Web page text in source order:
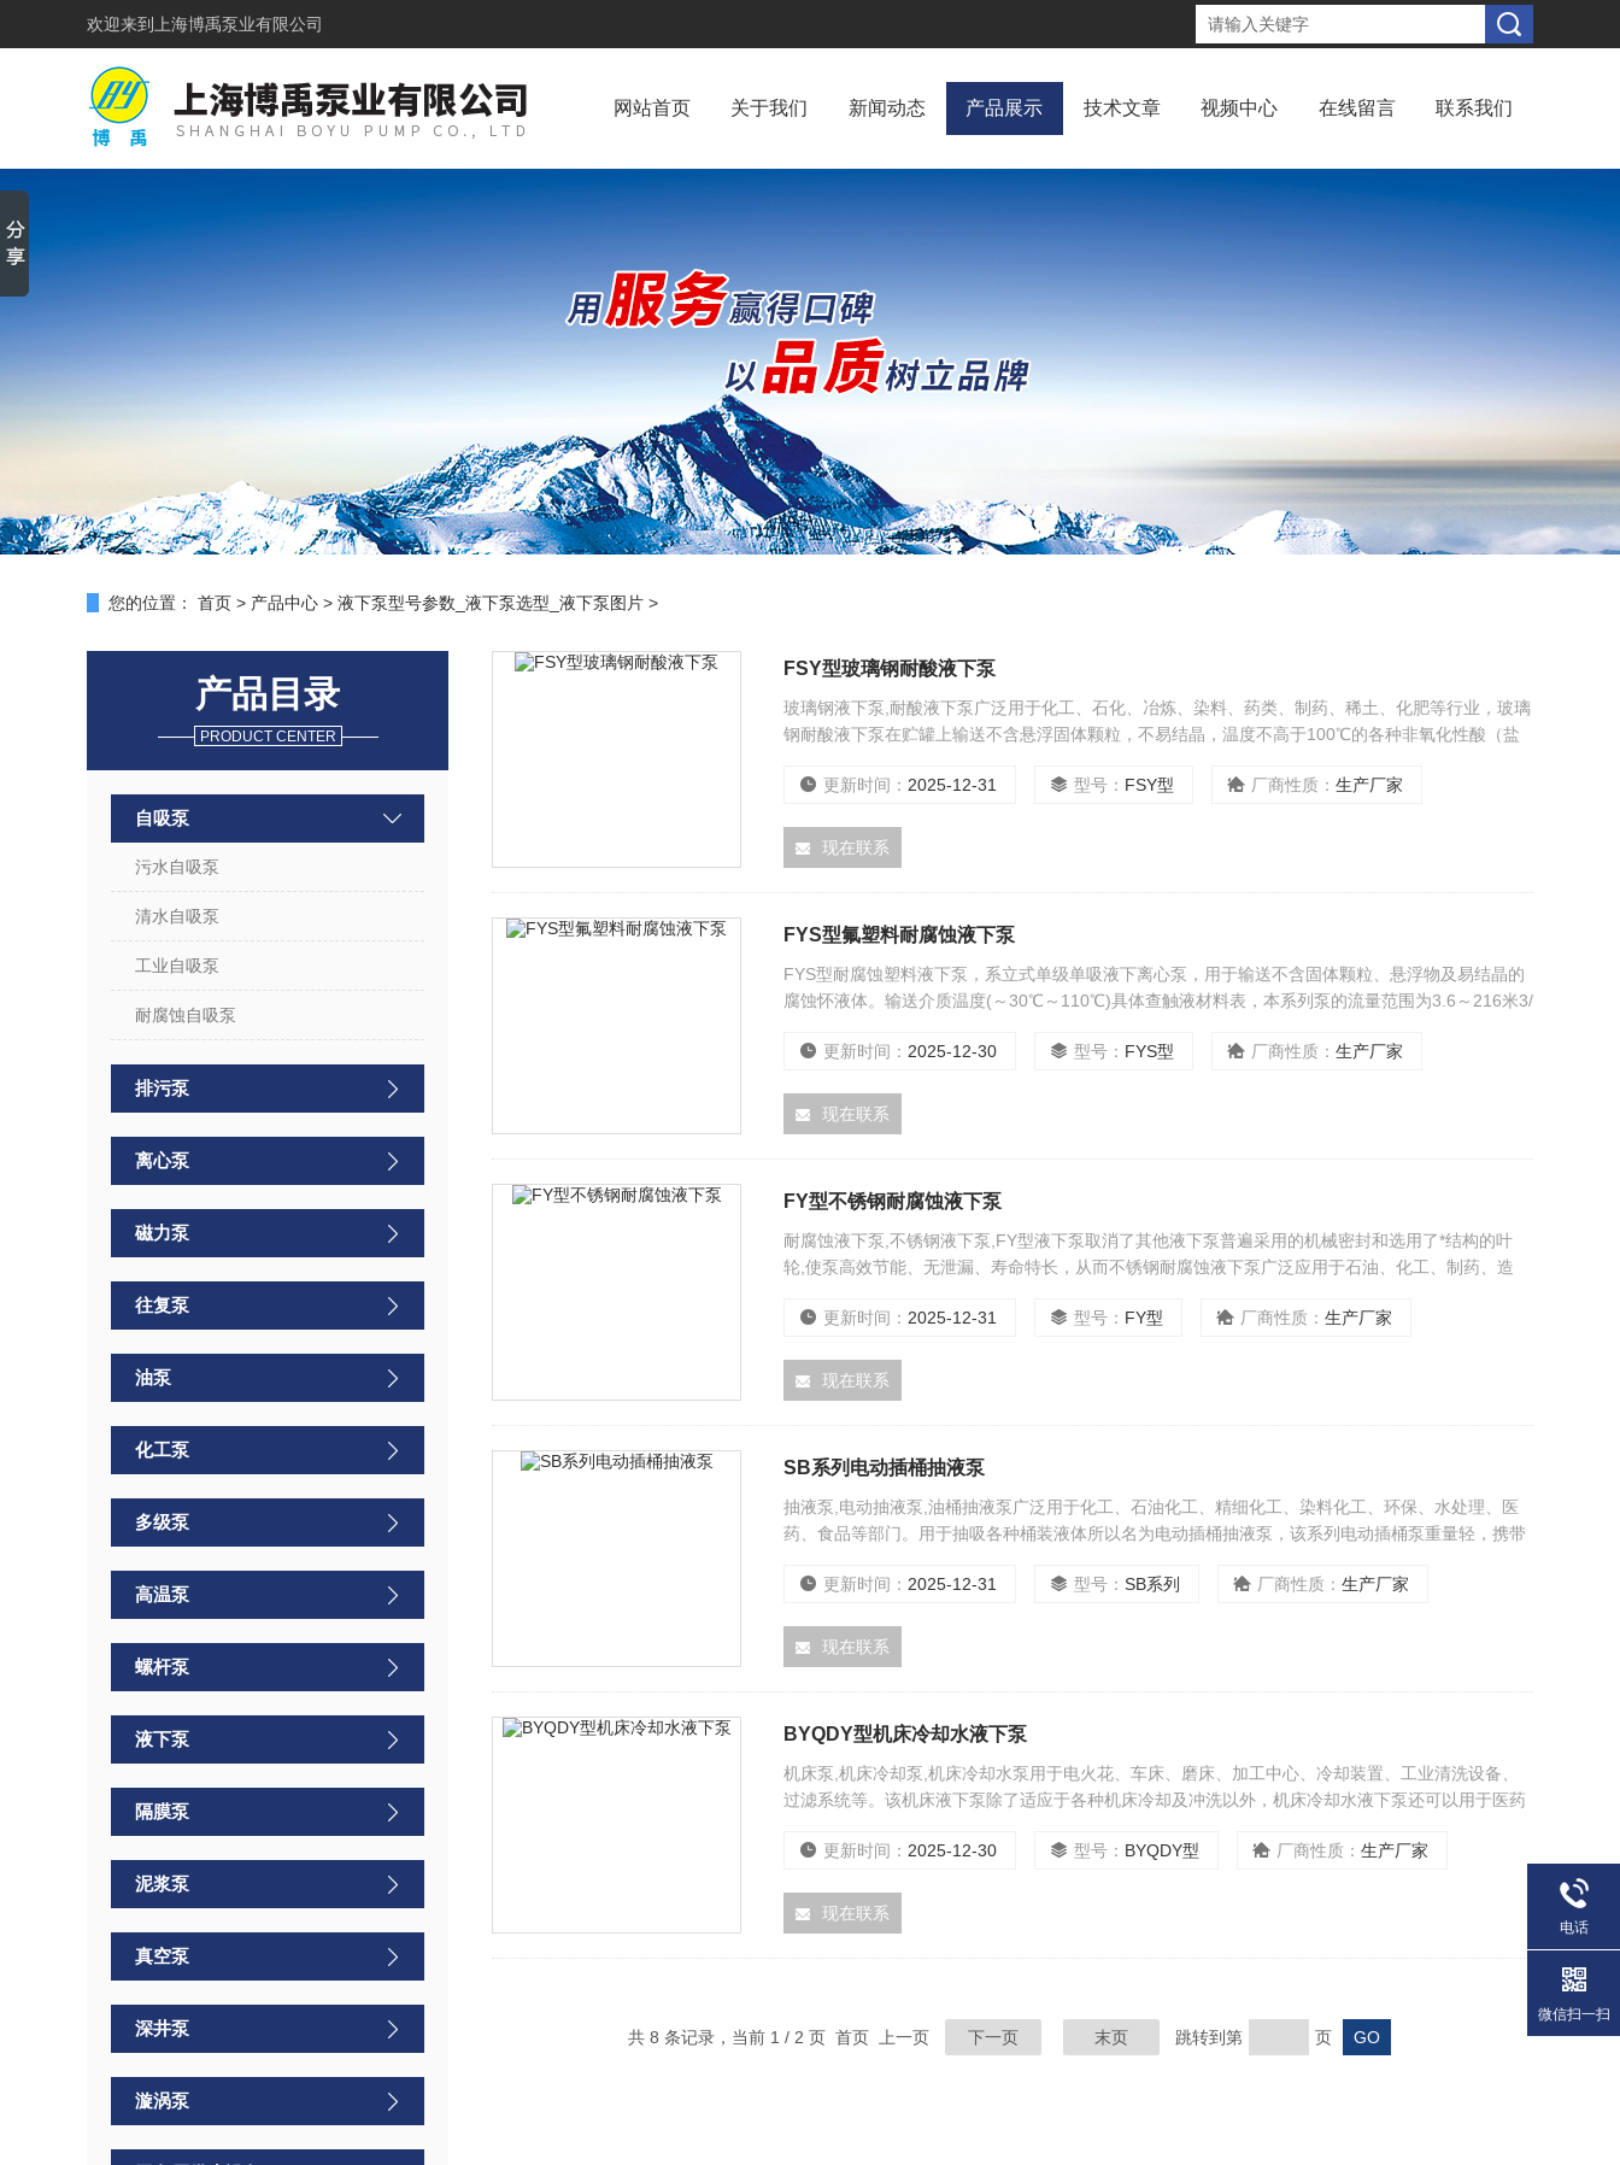
欢迎来到 上海博禹泵业有限公司
网站首页 关于我们 新闻动态 产品展示 技术文章 视频中心 在线留言 联系我们
您的位置： 首页 > 产品中心 > 液下泵型号参数_液下泵选型_液下泵图片 >
产品目录
PRODUCT CENTER
自吸泵
污水自吸泵
清水自吸泵
工业自吸泵
耐腐蚀自吸泵
排污泵
离心泵
磁力泵
往复泵
油泵
化工泵
多级泵
高温泵
螺杆泵
液下泵
隔膜泵
泥浆泵
真空泵
深井泵
漩涡泵
FSY型玻璃钢耐酸液下泵
玻璃钢液下泵,耐酸液下泵广泛用于化工、石化、冶炼、染料、药类、制药、稀土、化肥等行业，玻璃
钢耐酸液下泵在贮罐上输送不含悬浮固体颗粒，不易结晶，温度不高于100℃的各种非氧化性酸（盐
更新时间： 2025-12-31 型号： FSY型 厂商性质： 生产厂家
现在联系
FYS型氟塑料耐腐蚀液下泵
FYS型耐腐蚀塑料液下泵，系立式单级单吸液下离心泵，用于输送不含固体颗粒、悬浮物及易结晶的
腐蚀怀液体。输送介质温度(～30℃～110℃)具体查触液材料表，本系列泵的流量范围为3.6～216米3/
更新时间： 2025-12-30 型号： FYS型 厂商性质： 生产厂家
现在联系
FY型不锈钢耐腐蚀液下泵
耐腐蚀液下泵,不锈钢液下泵,FY型液下泵取消了其他液下泵普遍采用的机械密封和选用了*结构的叶
轮,使泵高效节能、无泄漏、寿命特长，从而不锈钢耐腐蚀液下泵广泛应用于石油、化工、制药、造
更新时间： 2025-12-31 型号： FY型 厂商性质： 生产厂家
现在联系
SB系列电动插桶抽液泵
抽液泵,电动抽液泵,油桶抽液泵广泛用于化工、石油化工、精细化工、染料化工、环保、水处理、医
药、食品等部门。用于抽吸各种桶装液体所以名为电动插桶抽液泵，该系列电动插桶泵重量轻，携带
更新时间： 2025-12-31 型号： SB系列 厂商性质： 生产厂家
现在联系
BYQDY型机床冷却水液下泵
机床泵,机床冷却泵,机床冷却水泵用于电火花、车床、磨床、加工中心、冷却装置、工业清洗设备、
过滤系统等。该机床液下泵除了适应于各种机床冷却及冲洗以外，机床冷却水液下泵还可以用于医药
更新时间： 2025-12-30 型号： BYQDY型 厂商性质： 生产厂家
现在联系
共 8 条记录，当前 1 / 2 页 首页 上一页 下一页 末页 跳转到第 页
电话
微信扫一扫